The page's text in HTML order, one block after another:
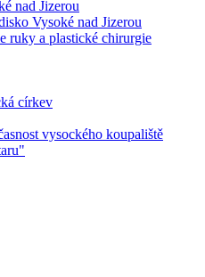
nad Jizerou
Vysoké nad Jizerou
ruky a plastické chirurgie
církev
vysockého koupaliště